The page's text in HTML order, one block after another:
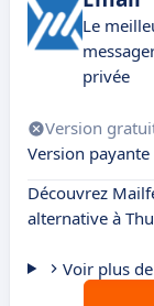
Le
privée
Version
Version payante
Découvrez
alternative à
Voir plus